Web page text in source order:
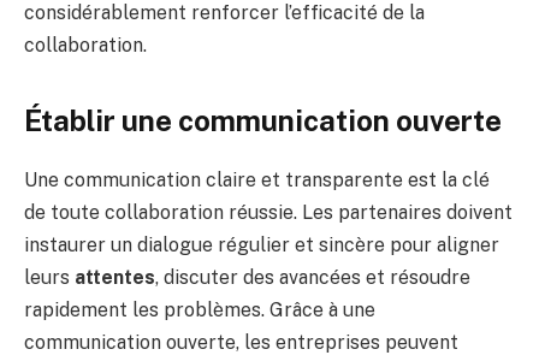
considérablement renforcer l’efficacité de la
collaboration.
Établir une communication ouverte
Une communication claire et transparente est la clé
de toute collaboration réussie. Les partenaires doivent
instaurer un dialogue régulier et sincère pour aligner
leurs attentes, discuter des avancées et résoudre
rapidement les problèmes. Grâce à une
communication ouverte, les entreprises peuvent